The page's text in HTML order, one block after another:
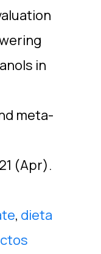
in
meta-
(Apr).
, dieta